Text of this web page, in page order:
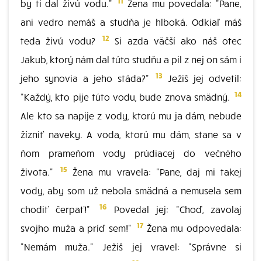
by ti dal živú vodu."
Žena mu povedala: "Pane,
ani vedro nemáš a studňa je hlboká. Odkiaľ máš
teda živú vodu?
12 Si azda väčší ako náš otec
Jakub, ktorý nám dal túto studňu a pil z nej on sám i
jeho synovia a jeho stáda?"
13 Ježiš jej odvetil:
"Každý, kto pije túto vodu, bude znova smädný. 14
Ale kto sa napije z vody, ktorú mu ja dám, nebude
žízniť naveky. A voda, ktorú mu dám, stane sa v
ňom prameňom vody prúdiacej do večného
života."
15 Žena mu vravela: "Pane, daj mi takej
vody, aby som už nebola smädná a nemusela sem
chodiť čerpať!"
16
Povedal jej: "Choď, zavolaj
svojho muža a príď sem!" 17Žena mu odpovedala:
"Nemám muža." Ježiš jej vravel: "Správne si